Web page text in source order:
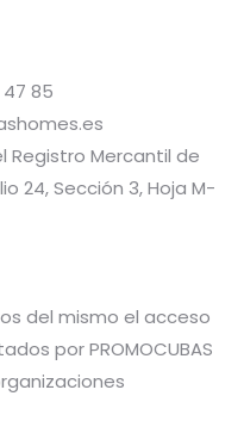
85
Registro Mercantil de
24, Sección 3, Hoja M-
del mismo el acceso
por PROMOCUBAS